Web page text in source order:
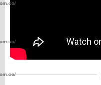
wp-
wp-
wp-